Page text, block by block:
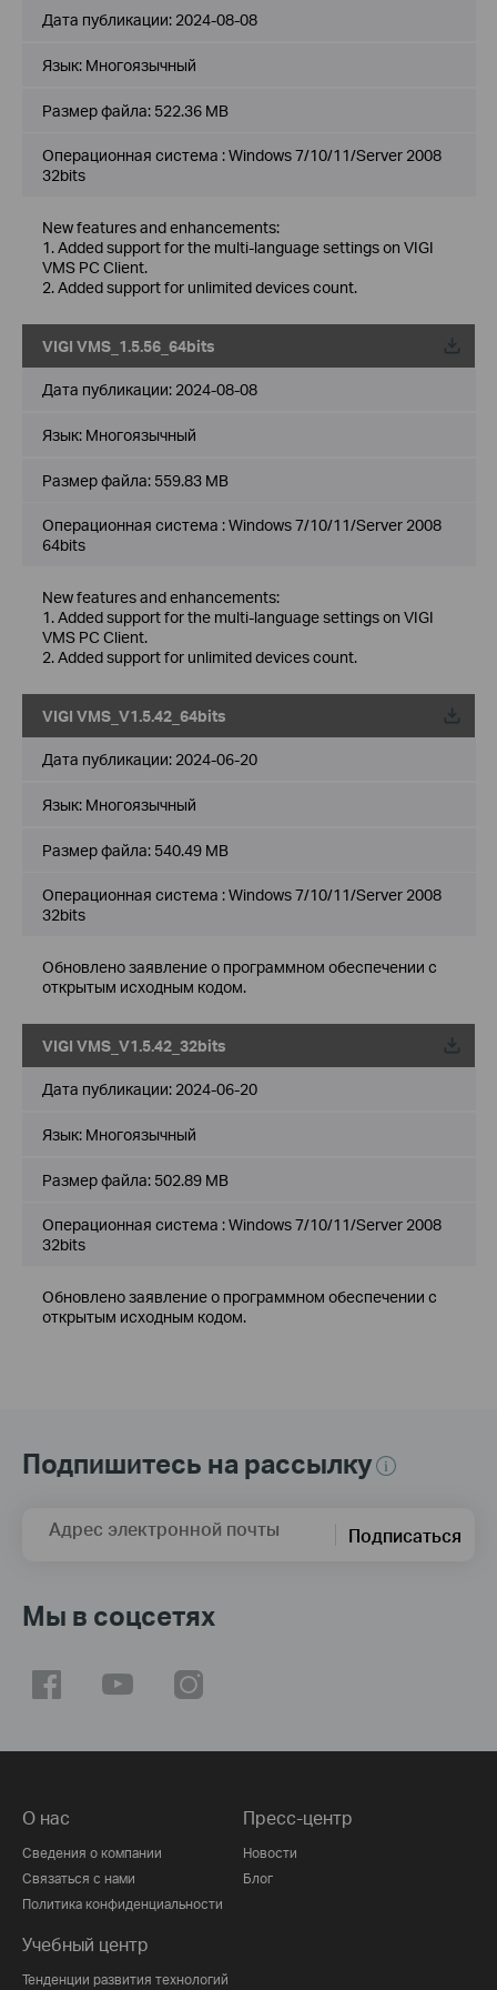
Дата публикации: 2024-08-08
Язык: Многоязычный
Размер файла: 522.36 MB
Операционная система : Windows 7/10/11/Server 2008
32bits
New features and enhancements:
1. Added support for the multi-language settings on VIGI
VMS PC Client.
2. Added support for unlimited devices count.
VIGI VMS_1.5.56_64bits
Дата публикации: 2024-08-08
Язык: Многоязычный
Размер файла: 559.83 MB
Операционная система : Windows 7/10/11/Server 2008
64bits
New features and enhancements:
1. Added support for the multi-language settings on VIGI
VMS PC Client.
2. Added support for unlimited devices count.
VIGI VMS_V1.5.42_64bits
Дата публикации: 2024-06-20
Язык: Многоязычный
Размер файла: 540.49 MB
Операционная система : Windows 7/10/11/Server 2008
32bits
Обновлено заявление о программном обеспечении с
открытым исходным кодом.
VIGI VMS_V1.5.42_32bits
Дата публикации: 2024-06-20
Язык: Многоязычный
Размер файла: 502.89 MB
Операционная система : Windows 7/10/11/Server 2008
32bits
Обновлено заявление о программном обеспечении с
открытым исходным кодом.
Подпишитесь на рассылку
Адрес электронной почты Подписаться
Мы в соцсетях
О нас
Сведения о компании
Связаться с нами
Политика конфиденциальности
Пресс-центр
Новости
Блог
Учебный центр
Тенденции развития технологий